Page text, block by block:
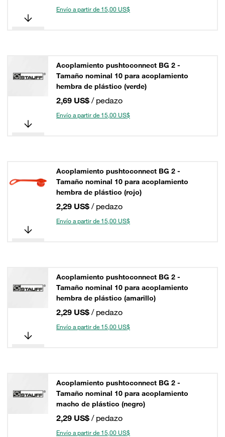
Envío a partir de 15,00 US$
Acoplamiento pushtoconnect BG 2 -
Tamaño nominal 10 para acoplamiento
hembra de plástico (verde)
2,69 US$ / pedazo
Envío a partir de 15,00 US$
Acoplamiento pushtoconnect BG 2 -
Tamaño nominal 10 para acoplamiento
hembra de plástico (rojo)
2,29 US$ / pedazo
Envío a partir de 15,00 US$
Acoplamiento pushtoconnect BG 2 -
Tamaño nominal 10 para acoplamiento
hembra de plástico (amarillo)
2,29 US$ / pedazo
Envío a partir de 15,00 US$
Acoplamiento pushtoconnect BG 2 -
Tamaño nominal 10 para acoplamiento
macho de plástico (negro)
2,29 US$ / pedazo
Envío a partir de 15,00 US$